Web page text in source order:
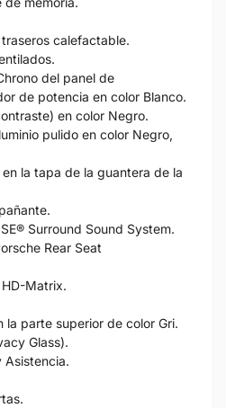
calefactable.
del panel de
de potencia en color Blanco.
en color Negro.
pulido en color Negro,
la tapa de la guantera de la
Surround Sound System.
Rear Seat
Matrix.
la parte superior de color Gri.
Glass).
Asistencia.